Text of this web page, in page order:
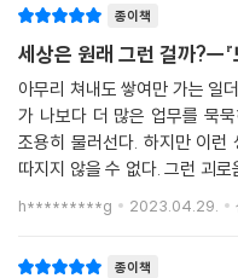
종이책
세상은 원래 그런 걸까?ㅡ
아무리 쳐내도 쌓여만 가는 일
가 나보다 더 많은 업무를 묵
조용히 물러선다. 하지만 이런
따지지 않을 수 없다. 그런 괴로
상실』을 발견했다. 변화를 소
주고 싶다는 저자의 말에 서문부터 매
h*********g 2023.04.29.
종이책